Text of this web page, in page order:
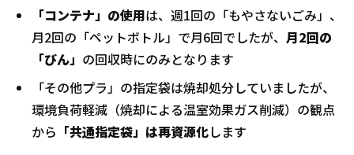
「コンテナ」の使用は、週1回の「もやさないごみ」、
月2回の「ペットボトル」で月6回でしたが、 月2回の
「びん」 の回収時にのみとなります
「その他プラ」の指定袋は焼却処分していましたが、
環境負荷軽減（焼却による温室効果ガス削減）の観点
から 「共通指定袋」は再資源化します